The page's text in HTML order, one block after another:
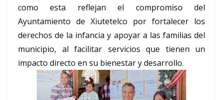
como esta reflejan el compromiso del
Ayuntamiento de Xiutetelco por fortalecer los
derechos de la infancia y apoyar a las familias del
municipio, al facilitar servicios que tienen un
impacto directo en su bienestar y desarrollo.